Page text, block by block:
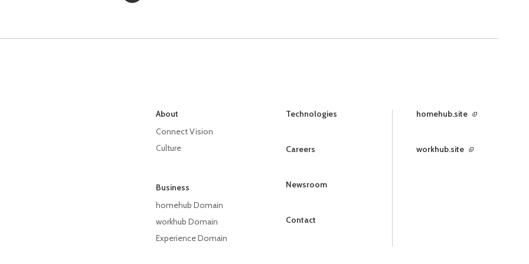
About
Connect Vision
Culture
Business
homehub Domain
workhub Domain
Experience Domain
Technologies
Careers
Newsroom
Contact
homehub.site
workhub.site